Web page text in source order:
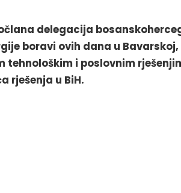
delegacija
boravi ovih dana u
tehnološkim i poslovnim
rješenja u BiH.